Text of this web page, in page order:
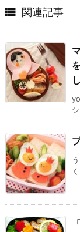
 関連記事